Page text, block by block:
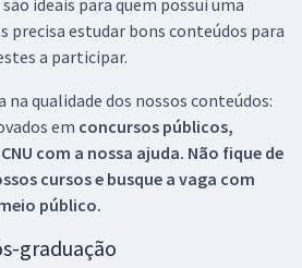
precisa estudar bons conteúdos para
a participar.
qualidade dos nossos conteúdos:
em concursos públicos,
com a nossa ajuda. Não fique de
cursos e busque a vaga com
público.
graduação